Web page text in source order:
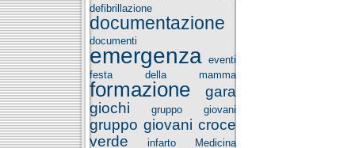
defibrillazione
documentazione
documenti
emergenza eventi
festa della mamma
formazione
gara
giochi
gruppo giovani
gruppo giovani croce
verde
infarto Medicina